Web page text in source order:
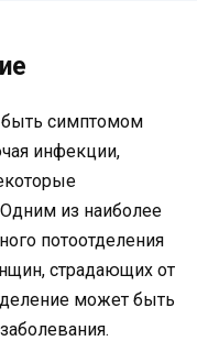
быть симптомом
инфекции,
из наиболее
потоотделения
страдающих от
может быть